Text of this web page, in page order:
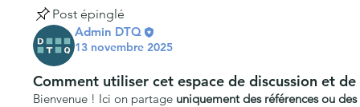
Post épinglé
Admin DTQ
13 novembre 2025
Comment utiliser cet espace de discussion et
Bienvenue ! Ici on partage uniquement des références ou des